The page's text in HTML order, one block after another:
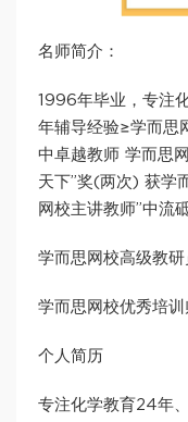
名师简介：
1996年毕业，专注
年辅导经验≥学而思
中卓越教师 学而思
天下”奖(两次) 获学
网校主讲教师”中流
学而思网校高级教研
学而思网校优秀培
个人简历
专注化学教育24年